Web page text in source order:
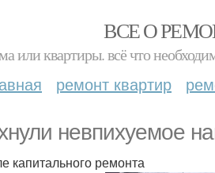
ВСЕ О
или квартиры. всё что
ремонт квартир
невпихуемое
капитального ремонта